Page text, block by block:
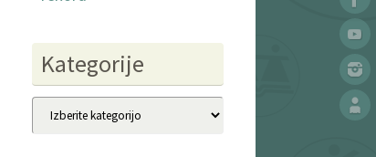
Kategorije
Kategorije